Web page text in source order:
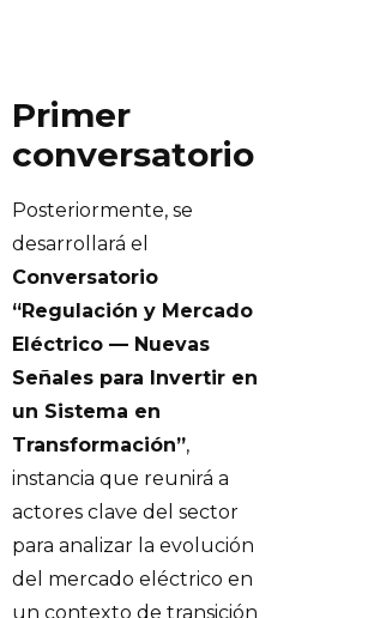
Primer
conversatorio
Posteriormente, se
desarrollará el
Conversatorio
“Regulación y Mercado
Eléctrico — Nuevas
Señales para Invertir en
un Sistema en
Transformación”,
instancia que reunirá a
actores clave del sector
para analizar la evolución
del mercado eléctrico en
un contexto de transición